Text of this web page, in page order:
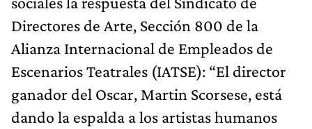
Directores de Arte, Sección 800 de la
Alianza Internacional de Empleados de
Escenarios Teatrales (IATSE): “El director
ganador del Oscar, Martin Scorsese, está
dando la espalda a los artistas humanos